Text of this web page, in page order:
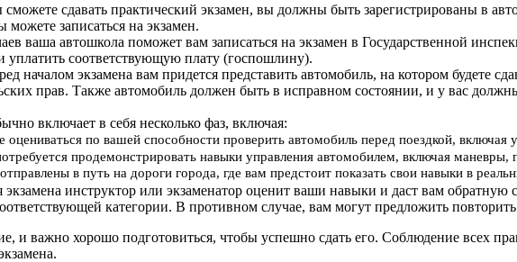
сдавать практический экзамен, вы должны быть зарегистрированы в
записаться на экзамен.
ваша автошкола поможет вам записаться на экзамен в Государственной
уплатить соответствующую плату (госпошлину).
началом экзамена вам придется представить автомобиль, на котором будете
прав. Также автомобиль должен быть в исправном состоянии, и у вас
включает в себя несколько фаз, включая:
оцениваться по вашей способности проверить автомобиль перед поездкой,
продемонстрировать навыки управления автомобилем, включая
в путь на дороги города, где вам предстоит показать свои навыки в
экзамена инструктор или экзаменатор оценит ваши навыки и даст вам
категории. В противном случае, вам могут предложить
и важно хорошо подготовиться, чтобы успешно сдать его. Соблюдение всех